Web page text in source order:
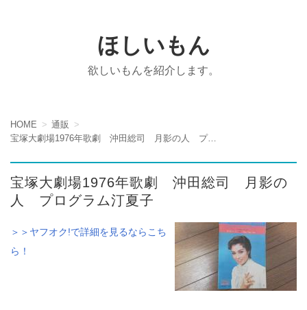
ほしいもん
欲しいもんを紹介します。
HOME
通販
宝塚大劇場1976年歌劇 沖田総司 月影の人 プログラム汀夏子
宝塚大劇場1976年歌劇 沖田総司 月影の
人 プログラム汀夏子
＞＞ヤフオク!で詳細を見るならこち
ら！